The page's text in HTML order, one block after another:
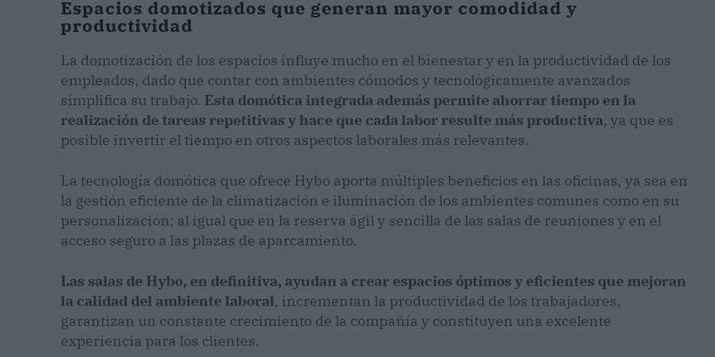
Espacios domotizados que generan mayor comodidad y
productividad
La domotización de los espacios influye mucho en el bienestar y en la productividad de los
empleados, dado que contar con ambientes cómodos y tecnológicamente avanzados
simplifica su trabajo. Esta domótica integrada además permite ahorrar tiempo en la
realización de tareas repetitivas y hace que cada labor resulte más productiva, ya que es
posible invertir el tiempo en otros aspectos laborales más relevantes.
La tecnología domótica que ofrece Hybo aporta múltiples beneficios en las oficinas, ya sea en
la gestión eficiente de la climatización e iluminación de los ambientes comunes como en su
personalización; al igual que en la reserva ágil y sencilla de las salas de reuniones y en el
acceso seguro a las plazas de aparcamiento.
Las salas de Hybo, en definitiva, ayudan a crear espacios óptimos y eficientes que mejoran
la calidad del ambiente laboral, incrementan la productividad de los trabajadores,
garantizan un constante crecimiento de la compañía y constituyen una excelente
experiencia para los clientes.